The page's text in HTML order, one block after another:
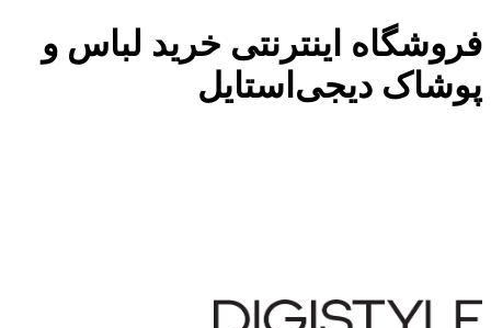
فروشگاه اینترنتی خرید لباس و
پوشاک دیجی‌استایل